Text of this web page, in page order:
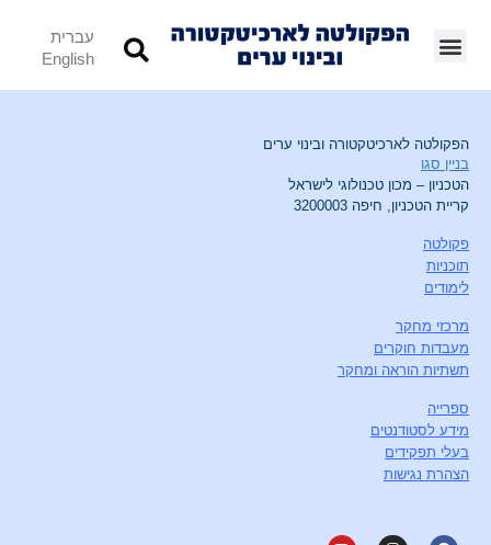
עברית
English
הפקולטה לארכיטקטורה ובינוי ערים
בניין סגו
הטכניון – מכון טכנולוגי לישראל
קריית הטכניון, חיפה 3200003
פקולטה
תוכניות
לימודים
מרכזי מחקר
מעבדות חוקרים
תשתיות הוראה ומחקר
ספרייה
מידע לסטודנטים
בעלי תפקידים
הצהרת נגישות